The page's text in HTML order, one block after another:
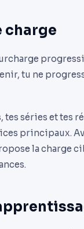
charge
tu ne
tes séries et tes
principaux.
la charge